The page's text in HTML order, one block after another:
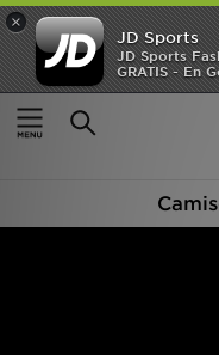
×
JD Sports
JD Sports
GRATIS - En
Página principal
Hombre
1263 productos encontrados
Hombre
Mujer